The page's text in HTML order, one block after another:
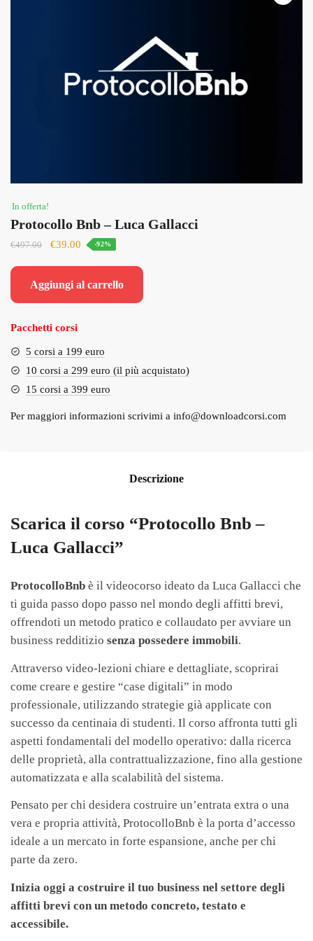
In offerta!
Protocollo Bnb – Luca Gallacci
€497.00
Il
era:
€39.00 Il
è:
-92%
Aggiungi al carrello
Pacchetti corsi
5 corsi a 199 euro
10 corsi a 299 euro (il più acquistato)
15 corsi a 399 euro
Per maggiori informazioni scrivimi a info@downloadcorsi.com
Descrizione
Scarica il corso “Protocollo Bnb –
Luca Gallacci”
ProtocolloBnb è il videocorso ideato da Luca Gallacci che
ti guida passo dopo passo nel mondo degli affitti brevi,
offrendoti un metodo pratico e collaudato per avviare un
business redditizio senza possedere immobili.
Attraverso video-lezioni chiare e dettagliate, scoprirai
come creare e gestire “case digitali” in modo
professionale, utilizzando strategie già applicate con
successo da centinaia di studenti. Il corso affronta tutti gli
aspetti fondamentali del modello operativo: dalla ricerca
delle proprietà, alla contrattualizzazione, fino alla gestione
automatizzata e alla scalabilità del sistema.
Pensato per chi desidera costruire un’entrata extra o una
vera e propria attività, ProtocolloBnb è la porta d’accesso
ideale a un mercato in forte espansione, anche per chi
parte da zero.
Inizia oggi a costruire il tuo business nel settore degli
affitti brevi con un metodo concreto, testato e
accessibile.